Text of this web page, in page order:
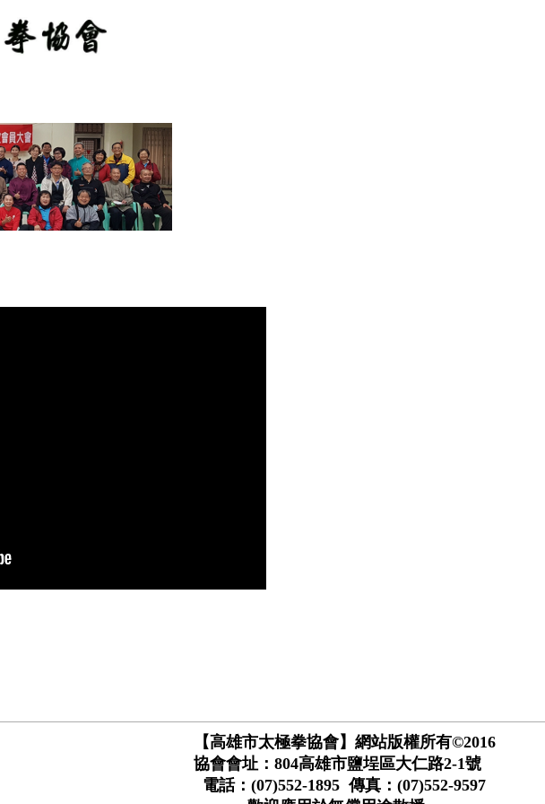
【高雄市太極拳協會】網站版權所有©2016
協會會址：804高雄市鹽埕區大仁路2-1號
電話：(07)552-1895 傳真：(07)552-9597